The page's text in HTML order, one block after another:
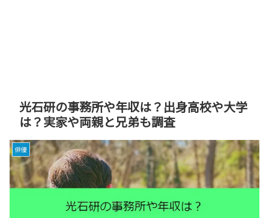
光石研の事務所や年収は？出身高校や大学
は？実家や両親と兄弟も調査
俳優